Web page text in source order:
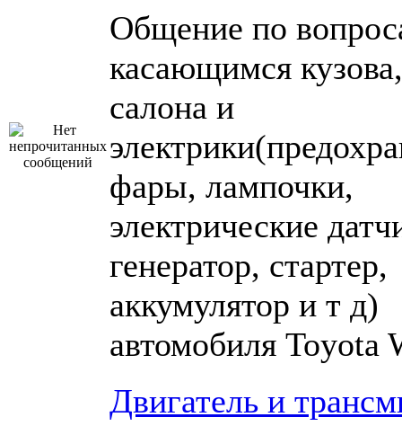
Общение по
касающимся кузова,
салона и
фары, лампочки,
электрические
генератор, стартер,
аккумулятор и т д)
автомобиля Toyota
Двигатель и